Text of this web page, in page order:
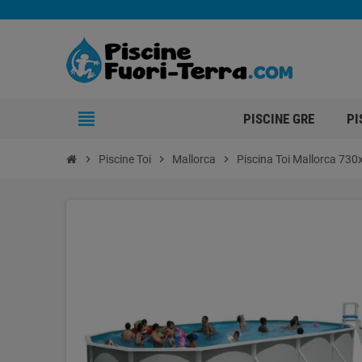
view_headline PISCINE GRE
chevron_right Piscine Toi chevron_right Mallorca chevron_right Piscina Toi Mallorca